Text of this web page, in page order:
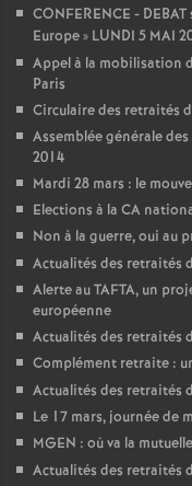
CONFERENCE - DEBAT
Europe» LUNDI 5 MAI
Appel à la mobilisation
Paris
Circulaire des retraités
Assemblée générale
2014
Mardi 28 mars : le
Elections à la CA
Non à la guerre, oui au
Actualités des retraités
Alerte auTAFTA, un
européenne
Actualités des retraités
Complément retraite :
Actualités des retraités
Le 17 mars, journée de
MGEN : où va la mutuelle
Actualités des retraités